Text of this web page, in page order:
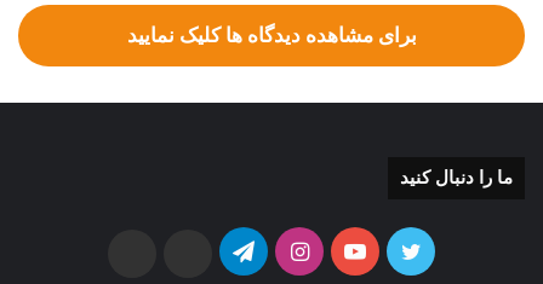
برای مشاهده دیدگاه ها کلیک نمایید
ما را دنبال کنید
توییتر یوتیوباینستاگرامتلگرام